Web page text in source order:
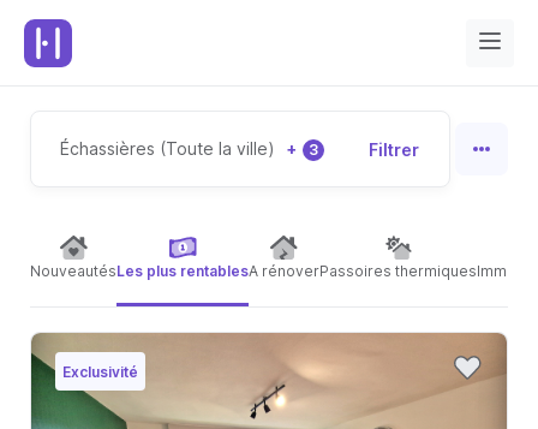
Échassières (Toute la ville) + 3 Filtrer
NouveautésLes plus rentablesA rénoverPassoires thermiques
Exclusivité